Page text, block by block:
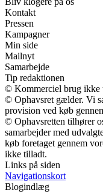
Kontakt
Pressen
Kampagner
Min side
Mailnyt
Samarbejde
Tip redaktionen
© Kommerciel brug ikke
© Ophavsret gælder. Vi
provision ved køb
© Ophavsretten tilhører
samarbejder med
køb foretaget gennem
ikke tilladt.
Links på siden
Navigationskort
Blogindlæg